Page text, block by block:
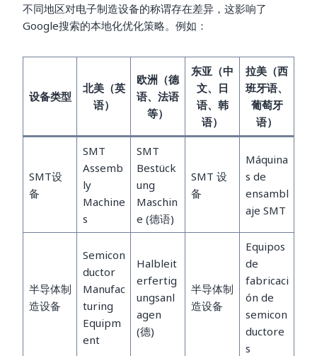
不同地区对电子制造设备的称谓存在差异，这影响了
Google搜索的本地化优化策略。例如：
设备类型
北美（英
语）
欧洲（德
语、法语
等）
东亚（中
文、日
语、韩
语）
拉美（西
班牙语、
葡萄牙
语）
SMT设
备
SMT
Assemb
ly
Machine
s
SMT
Bestück
ung
Maschin
e (德语)
SMT 设
备
Máquina
s de
ensambl
aje SMT
半导体制
造设备
Semicon
ductor
Manufac
turing
Equipm
ent
Halbleit
erfertig
ungsanl
agen
(德)
半导体制
造设备
Equipos
de
fabricaci
ón de
semicon
ductore
s